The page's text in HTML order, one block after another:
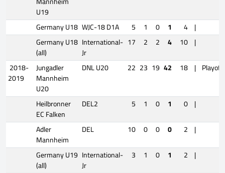
U19
Germany U18 WJC-18 D1A 5 1 0 1 4 |
Germany U18
(all)
International-
Jr
17 2 2 4 10 |
2018-
2019
Jungadler
Mannheim
U20
DNL U20 22 23 19 42 18 |
Heilbronner
EC Falken
DEL2 5 1 0 1 0 |
Adler
Mannheim
DEL 10 0 0 0 2 |
Germany U19
(all)
International-
Jr
3 1 0 1 2 |